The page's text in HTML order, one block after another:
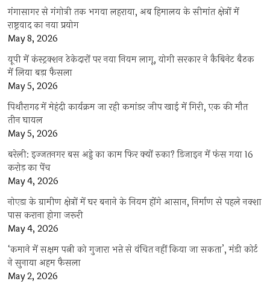
गंगासागर से गंगोत्री तक भगवा लहराया, अब हिमालय के सीमांत क्षेत्रों में
राष्ट्रवाद का नया प्रयोग
May 8, 2026
यूपी में कंस्ट्रक्शन ठेकेदारों पर नया नियम लागू, योगी सरकार ने कैबिनेट बैठक
में लिया बड़ा फैसला
May 5, 2026
पिथौरागढ़ में मेहंदी कार्यक्रम जा रही कमांडर जीप खाई में गिरी, एक की मौत
तीन घायल
May 5, 2026
बरेली: इज्जतनगर बस अड्डे का काम फिर क्यों रुका? डिजाइन में फंस गया 16
करोड़ का पेंच
May 4, 2026
नोएडा के ग्रामीण क्षेत्रों में घर बनाने के नियम होंगे आसान, निर्माण से पहले नक्शा
पास कराना होगा जरूरी
May 4, 2026
‘कमाने में सक्षम पत्नी को गुजारा भत्ते से वंचित नहीं किया जा सकता’, मंडी कोर्ट
ने सुनाया अहम फैसला
May 2, 2026